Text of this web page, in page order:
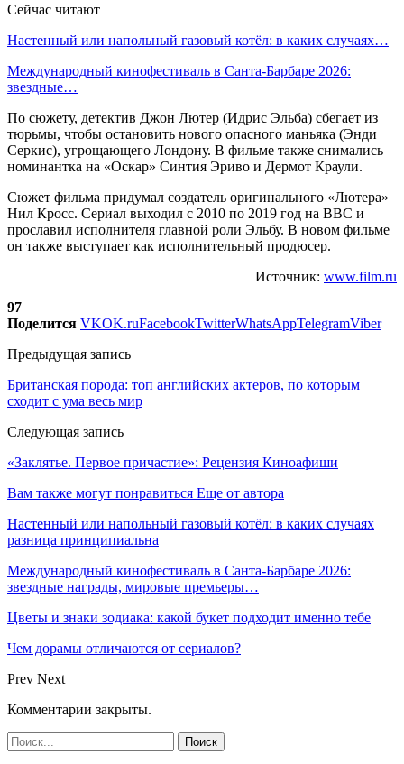
Сейчас читают
Настенный или напольный газовый котёл: в каких случаях…
Международный кинофестиваль в Санта-Барбаре 2026:
звездные…
По сюжету, детектив Джон Лютер (Идрис Эльба) сбегает из
тюрьмы, чтобы остановить нового опасного маньяка (Энди
Серкис), угрощающего Лондону. В фильме также снимались
номинантка на «Оскар» Синтия Эриво и Дермот Краули.
Сюжет фильма придумал создатель оригинального «Лютера»
Нил Кросс. Сериал выходил с 2010 по 2019 год на BBC и
прославил исполнителя главной роли Эльбу. В новом фильме
он также выступает как исполнительный продюсер.
Источник: www.film.ru
97
Поделится VKOK.ruFacebookTwitterWhatsAppTelegramViber
Предыдущая запись
Британская порода: топ английских актеров, по которым
сходит с ума весь мир
Следующая запись
«Заклятье. Первое причастие»: Рецензия Киноафиши
Вам также могут понравиться Еще от автора
Настенный или напольный газовый котёл: в каких случаях
разница принципиальна
Международный кинофестиваль в Санта-Барбаре 2026:
звездные награды, мировые премьеры…
Цветы и знаки зодиака: какой букет подходит именно тебе
Чем дорамы отличаются от сериалов?
Prev Next
Комментарии закрыты.